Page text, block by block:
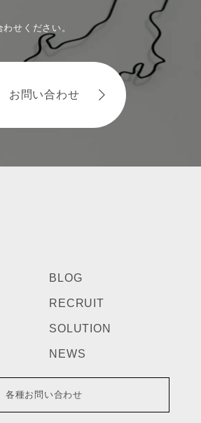
せください。
お問い合わせ
BLOG
RECRUIT
SOLUTION
NEWS
各種お問い合わせ